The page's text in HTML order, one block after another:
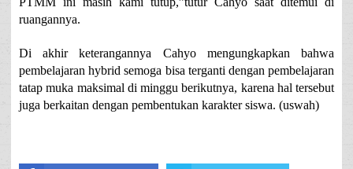
ruangannya.
Di akhir keterangannya Cahyo mengungkapkan bahwa
pembelajaran hybrid semoga bisa terganti dengan pembelajaran
tatap muka maksimal di minggu berikutnya, karena hal tersebut
juga berkaitan dengan pembentukan karakter siswa. (uswah)